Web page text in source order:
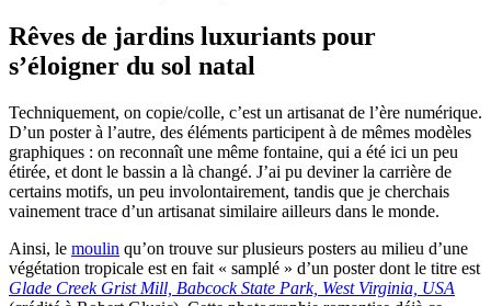
Rêves de jardins luxuriants pour
s’éloigner du sol natal
Techniquement, on copie/colle, c’est un artisanat de l’ère numérique.
D’un poster à l’autre, des éléments participent à de mêmes modèles
graphiques : on reconnaît une même fontaine, qui a été ici un peu
étirée, et dont le bassin a là changé. J’ai pu deviner la carrière de
certains motifs, un peu involontairement, tandis que je cherchais
vainement trace d’un artisanat similaire ailleurs dans le monde.
Ainsi, le moulin qu’on trouve sur plusieurs posters au milieu d’une
végétation tropicale est en fait « samplé » d’un poster dont le titre est
Glade Creek Grist Mill, Babcock State Park, West Virginia, USA